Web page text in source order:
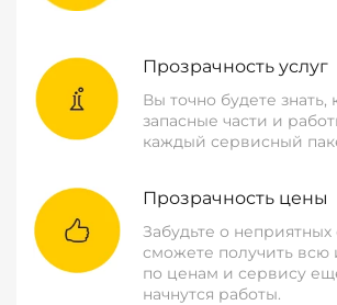
Прозрачность услуг
Вы точно будете
запасные части и
каждый сервисный
Прозрачность цены
Забудьте о
сможете получить
по ценам и сервису
начнутся работы.